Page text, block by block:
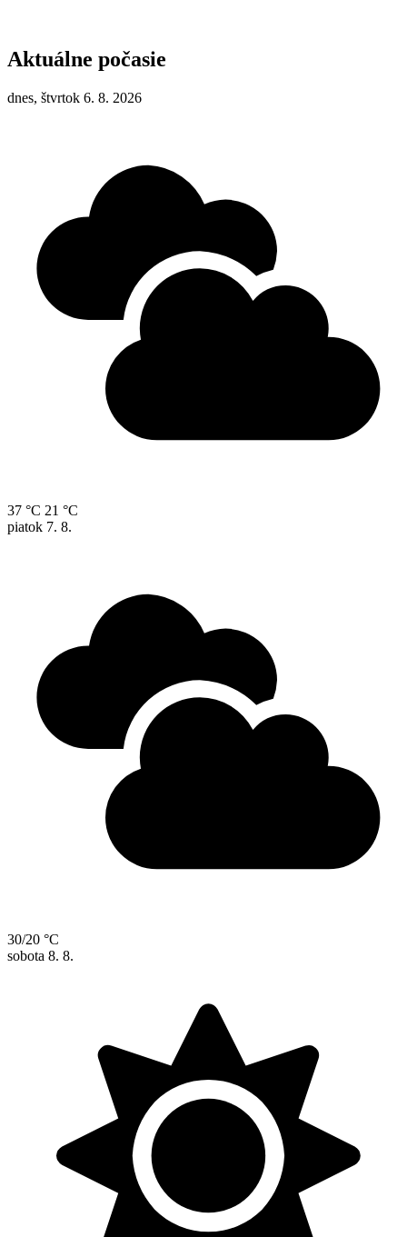
Aktuálne počasie
dnes, štvrtok 6. 8. 2026
37 °C 21 °C
piatok 7. 8.
30/20 °C
sobota 8. 8.